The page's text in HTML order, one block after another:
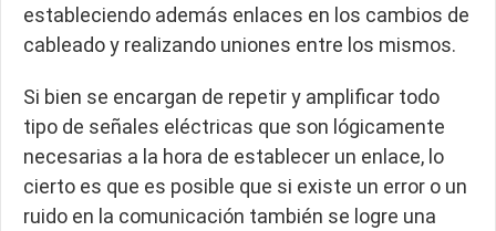
estableciendo además enlaces en los cambios de
cableado y realizando uniones entre los mismos.
Si bien se encargan de repetir y amplificar todo
tipo de señales eléctricas que son lógicamente
necesarias a la hora de establecer un enlace, lo
cierto es que es posible que si existe un error o un
ruido en la comunicación también se logre una